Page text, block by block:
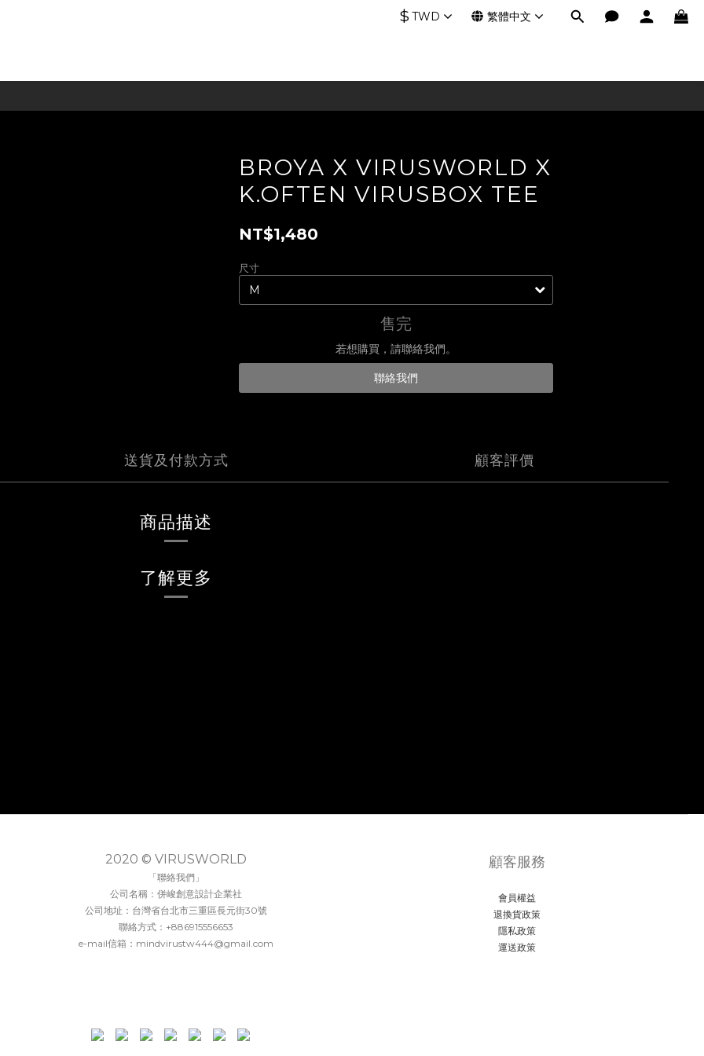
$ TWD 繁體中文
BROYA X VIRUSWORLD X
K.OFTEN VIRUSBOX TEE
NT$1,480
尺寸
售完
若想購買，請聯絡我們。
聯絡我們
送貨及付款方式 顧客評價
商品描述
了解更多
2020 © VIRUSWORLD
「聯絡我們」
公司名稱：併峻創意設計企業社
公司地址：台灣省台北市三重區長元街30號
聯絡方式：+886915556653
e-mail信箱：mindvirustw444@gmail.com
顧客服務
會員權益
退換貨政策
隱私政策
運送政策